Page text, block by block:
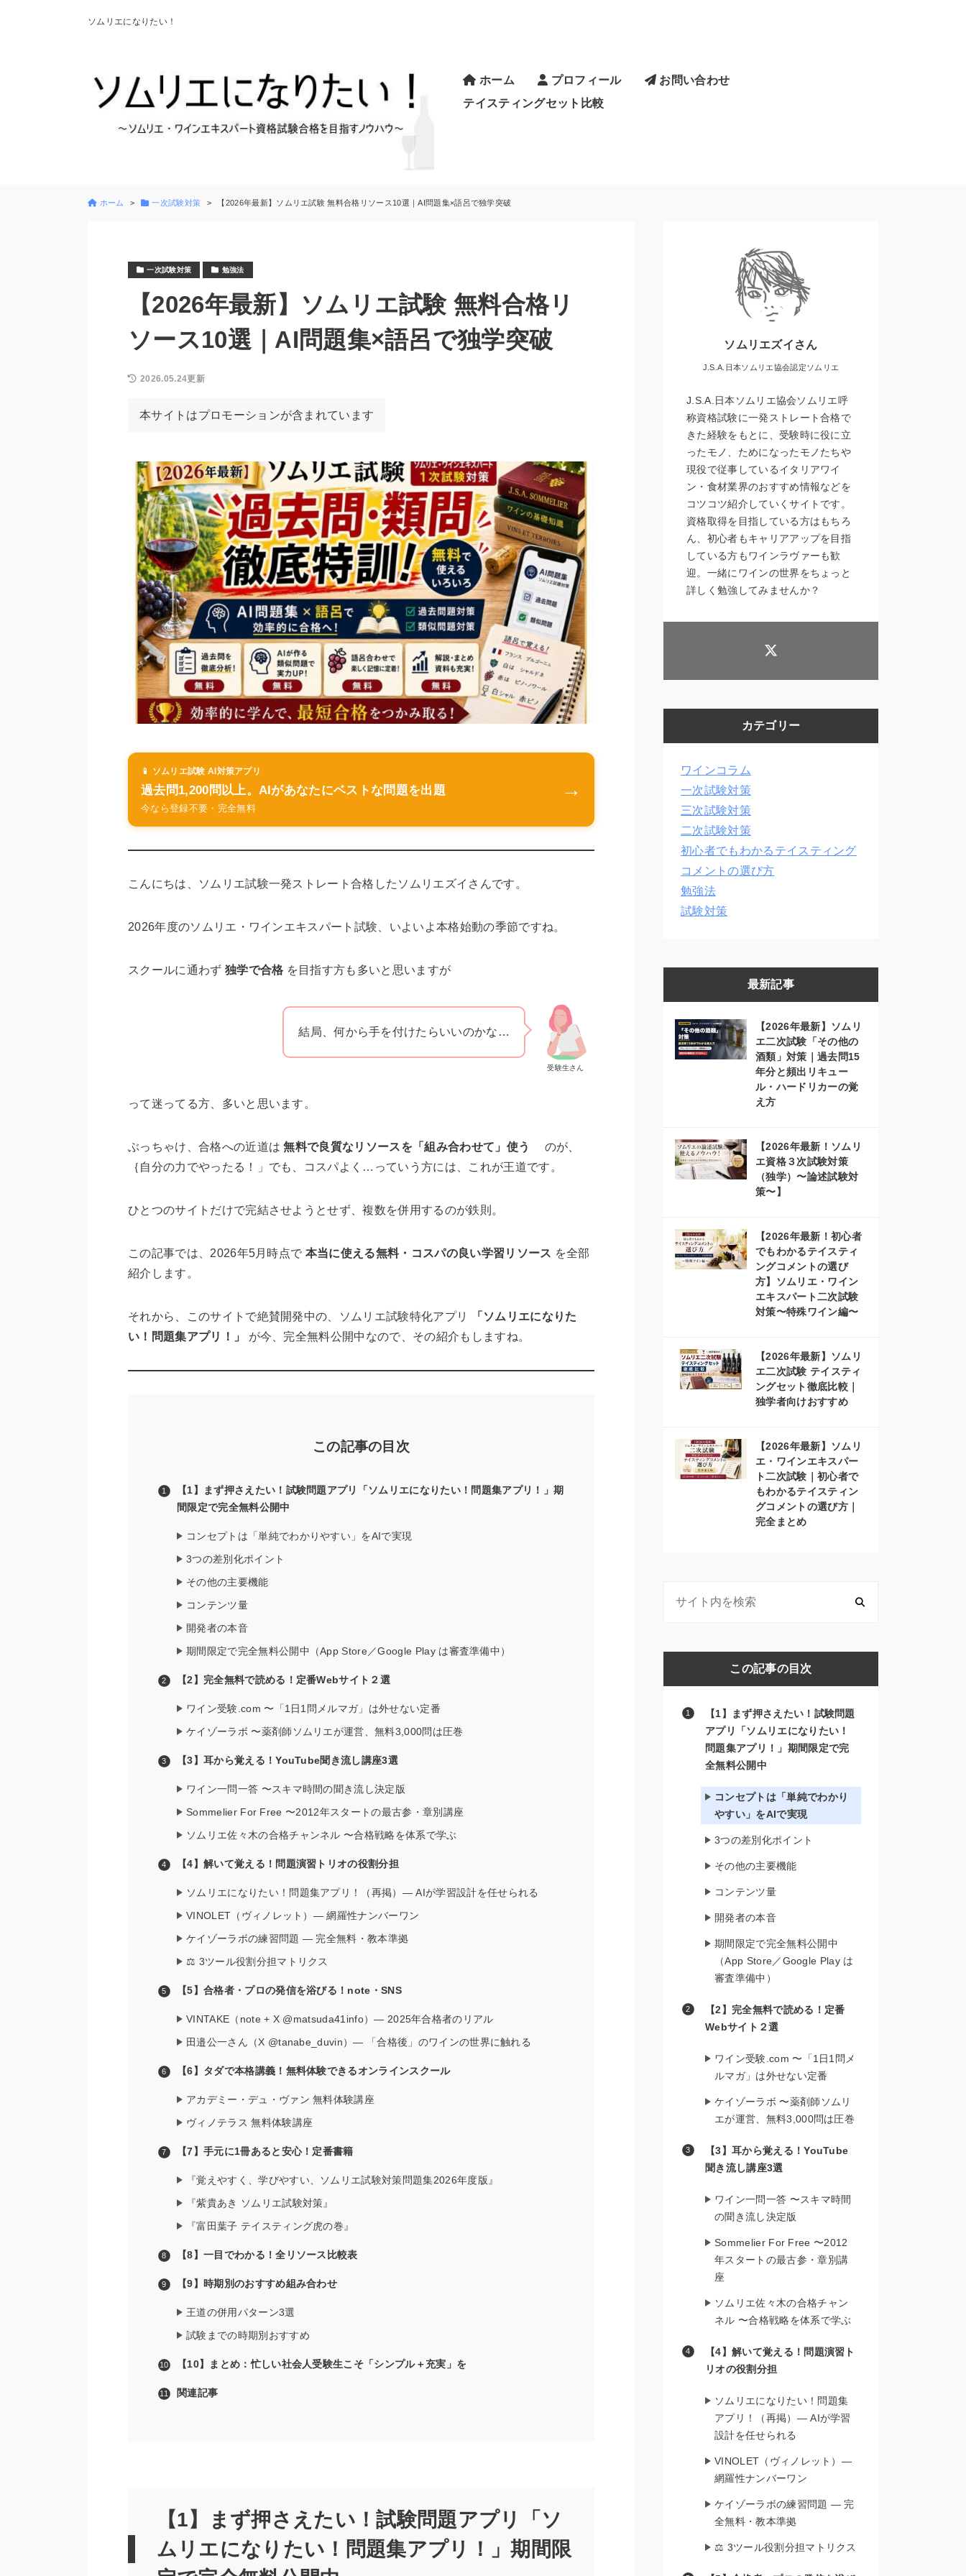
ソムリエになりたい！
ホーム プロフィール
お問い合わせ
テイスティングセット比較
ホーム 一次試験対策 【2026年最新】ソムリエ試験 無料合格リソース10選｜AI問題集×語呂で独学突破
一次試験対策 勉強法
【2026年最新】ソムリエ試験 無料合格リ
ソース10選｜AI問題集×語呂で独学突破
2026.05.24更新
本サイトはプロモーションが含まれています
📱 ソムリエ試験 AI対策アプリ
過去問1,200問以上。AIがあなたにベストな問題を出題
今なら登録不要・完全無料
→
こんにちは、ソムリエ試験一発ストレート合格したソムリエズイさんです。
2026年度のソムリエ・ワインエキスパート試験、いよいよ本格始動の季節ですね。
スクールに通わず 独学で合格 を目指す方も多いと思いますが
受験生さん
結局、何から手を付けたらいいのかな…
って迷ってる方、多いと思います。
ぶっちゃけ、合格への近道は無料で良質なリソースを「組み合わせて」使う
のが、
｛自分の力でやったる！」でも、コスパよく…っていう方には、これが王道です。
ひとつのサイトだけで完結させようとせず、複数を併用するのが鉄則。
この記事では、2026年5月時点で 本当に使える無料・コスパの良い学習リソース を全部
紹介します。
それから、このサイトで絶賛開発中の、ソムリエ試験特化アプリ
「ソムリエになりた
い！問題集アプリ！」
が今、完全無料公開中なので、その紹介もしますね。
この記事の目次
【1】まず押さえたい！試験問題アプリ「ソムリエになりたい！問題集アプリ！」期
間限定で完全無料公開中
コンセプトは「単純でわかりやすい」をAIで実現
3つの差別化ポイント
その他の主要機能
コンテンツ量
開発者の本音
期間限定で完全無料公開中（App Store／Google Play は審査準備中）
【2】完全無料で読める！定番Webサイト２選
ワイン受験.com 〜「1日1問メルマガ」は外せない定番
ケイゾーラボ 〜薬剤師ソムリエが運営、無料3,000問は圧巻
【3】耳から覚える！YouTube聞き流し講座3選
ワイン一問一答 〜スキマ時間の聞き流し決定版
Sommelier For Free 〜2012年スタートの最古参・章別講座
ソムリエ佐々木の合格チャンネル 〜合格戦略を体系で学ぶ
【4】解いて覚える！問題演習トリオの役割分担
ソムリエになりたい！問題集アプリ！（再掲）— AIが学習設計を任せられる
VINOLET（ヴィノレット）— 網羅性ナンバーワン
ケイゾーラボの練習問題 — 完全無料・教本準拠
⚖️ 3ツール役割分担マトリクス
【5】合格者・プロの発信を浴びる！note・SNS
VINTAKE（note + X @matsuda41info）— 2025年合格者のリアル
田邉公一さん（X @tanabe_duvin）— 「合格後」のワインの世界に触れる
【6】タダで本格講義！無料体験できるオンラインスクール
アカデミー・デュ・ヴァン 無料体験講座
ヴィノテラス 無料体験講座
【7】手元に1冊あると安心！定番書籍
『覚えやすく、学びやすい、ソムリエ試験対策問題集2026年度版』
『紫貴あき ソムリエ試験対策』
『富田葉子 テイスティング虎の巻』
【8】一目でわかる！全リソース比較表
【9】時期別のおすすめ組み合わせ
王道の併用パターン3選
試験までの時期別おすすめ
【10】まとめ：忙しい社会人受験生こそ「シンプル＋充実」を
関連記事
【1】まず押さえたい！試験問題アプリ「ソ
ムリエになりたい！問題集アプリ！」期間限
ソムリエズイさん
J.S.A.日本ソムリエ協会認定ソムリエ
J.S.A.日本ソムリエ協会ソムリエ呼
称資格試験に一発ストレート合格で
きた経験をもとに、受験時に役に立
ったモノ、ためになったモノたちや
現役で従事しているイタリアワイ
ン・食材業界のおすすめ情報などを
コツコツ紹介していくサイトです。
資格取得を目指している方はもちろ
ん、初心者もキャリアアップを目指
している方もワインラヴァーも歓
迎。一緒にワインの世界をちょっと
詳しく勉強してみませんか？
カテゴリー
ワインコラム
一次試験対策
三次試験対策
二次試験対策
初心者でもわかるテイスティング
コメントの選び方
勉強法
試験対策
最新記事
【2026年最新】ソムリ
エ二次試験「その他の
酒類」対策｜過去問15
年分と頻出リキュー
ル・ハードリカーの覚
え方
【2026年最新！ソムリ
エ資格３次試験対策
（独学）〜論述試験対
策〜】
【2026年最新！初心者
でもわかるテイスティ
ングコメントの選び
方】ソムリエ・ワイン
エキスパート二次試験
対策〜特殊ワイン編〜
【2026年最新】ソムリ
エ二次試験 テイスティ
ングセット徹底比較｜
独学者向けおすすめ
【2026年最新】ソムリ
エ・ワインエキスパー
ト二次試験｜初心者で
もわかるテイスティン
グコメントの選び方｜
完全まとめ
この記事の目次
【1】まず押さえたい！試験問題
アプリ「ソムリエになりたい！
問題集アプリ！」期間限定で完
全無料公開中
コンセプトは「単純でわかり
やすい」をAIで実現
3つの差別化ポイント
その他の主要機能
コンテンツ量
開発者の本音
期間限定で完全無料公開中
（App Store／Google Play は
審査準備中）
【2】完全無料で読める！定番
Webサイト２選
ワイン受験.com 〜「1日1問メ
ルマガ」は外せない定番
ケイゾーラボ 〜薬剤師ソムリ
エが運営、無料3,000問は圧巻
【3】耳から覚える！YouTube
聞き流し講座3選
ワイン一問一答 〜スキマ時間
の聞き流し決定版
Sommelier For Free 〜2012
年スタートの最古参・章別講
座
ソムリエ佐々木の合格チャン
ネル 〜合格戦略を体系で学ぶ
【4】解いて覚える！問題演習ト
リオの役割分担
ソムリエになりたい！問題集
アプリ！（再掲）— AIが学習
設計を任せられる
VINOLET（ヴィノレット）—
網羅性ナンバーワン
ケイゾーラボの練習問題 — 完
全無料・教本準拠
⚖️ 3ツール役割分担マトリクス